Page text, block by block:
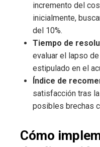
incremento del
inicialmente,
del 10%.
Tiempo de
evaluar el lapso
estipulado en el
Índice de
satisfacción tras
posibles brechas
Cómo